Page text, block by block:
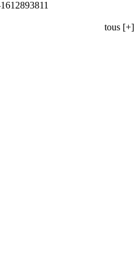
tous [+]